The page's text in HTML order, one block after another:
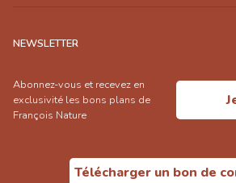
NEWSLETTER
Abonnez-vous et recevez en
exclusivité les bons plans de
François Nature
Télécharger un bon de